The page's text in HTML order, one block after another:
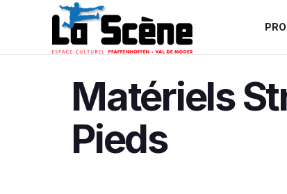
Matériels
Pieds